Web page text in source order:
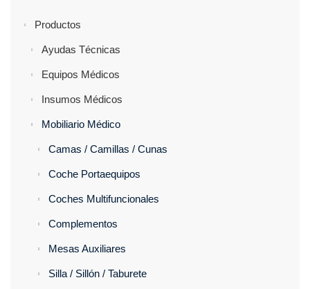
Productos
Ayudas Técnicas
Equipos Médicos
Insumos Médicos
Mobiliario Médico
Camas / Camillas / Cunas
Coche Portaequipos
Coches Multifuncionales
Complementos
Mesas Auxiliares
Silla / Sillón / Taburete